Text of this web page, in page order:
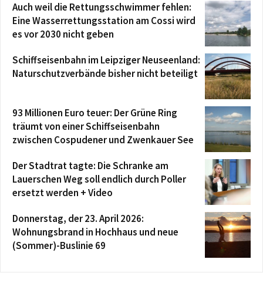
Auch weil die Rettungsschwimmer fehlen:
Eine Wasserrettungsstation am Cossi wird
es vor 2030 nicht geben
Schiffseisenbahn im Leipziger Neuseenland:
Naturschutzverbände bisher nicht beteiligt
93 Millionen Euro teuer: Der Grüne Ring
träumt von einer Schiffseisenbahn
zwischen Cospudener und Zwenkauer See
Der Stadtrat tagte: Die Schranke am
Lauerschen Weg soll endlich durch Poller
ersetzt werden + Video
Donnerstag, der 23. April 2026:
Wohnungsbrand in Hochhaus und neue
(Sommer)-Buslinie 69